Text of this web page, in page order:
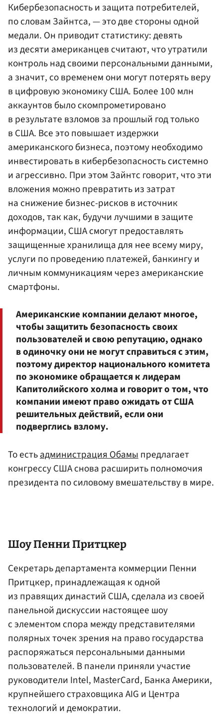
Кибербезопасность и защита потребителей,
по словам Зайнтса, — это две стороны одной
медали. Он приводит статистику: девять
из десяти американцев считают, что утратили
контроль над своими персональными данными,
а значит, со временем они могут потерять веру
в цифровую экономику США. Более 100 млн
аккаунтов было скомпрометировано
в результате взломов за прошлый год только
в США. Все это повышает издержки
американского бизнеса, поэтому необходимо
инвестировать в кибербезопасность системно
и агрессивно. При этом Зайнтс говорит, что эти
вложения можно превратить из затрат
на снижение бизнес-рисков в источник
доходов, так как, будучи лучшими в защите
информации, США смогут предоставлять
защищенные хранилища для нее всему миру,
услуги по проведению платежей, банкингу и
личным коммуникациям через американские
смартфоны.
Американские компании делают многое,
чтобы защитить безопасность своих
пользователей и свою репутацию, однако
в одиночку они не могут справиться с этим,
поэтому директор национального комитета
по экономике обращается к лидерам
Капитолийского холма и говорит о том, что
компании имеют право ожидать от США
решительных действий, если они
подверглись взлому.
То естьадминистрация Обамыпредлагает
конгрессу США снова расширить полномочия
президента по силовому вмешательству в мире.
Шоу Пенни Притцкер
Секретарь департамента коммерции Пенни
Притцкер, принадлежащая к одной
из правящих династий США, сделала из своей
панельной дискуссии настоящее шоу
с элементом спора между представителями
полярных точек зрения на право государства
распоряжаться персональными данными
пользователей. В панели приняли участие
руководители Intel, MasterCard, Банка Америки,
крупнейшего страховщика AIG и Центра
технологий и демократии.